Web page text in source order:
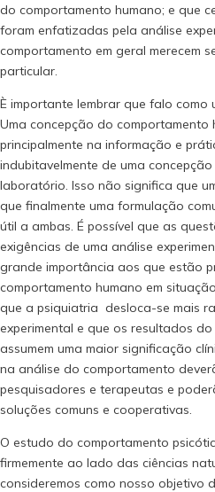
do comportamento humano; e que
foram enfatizadas pela análise
comportamento em geral merecem
particular.
È importante lembrar que falo como
Uma concepção do comportamento
principalmente na informação e
indubitavelmente de uma
laboratório. Isso não significa que
que finalmente uma formulação
útil a ambas. É possível que as
exigências de uma análise
grande importância aos que estão
comportamento humano em
que a psiquiatria desloca-se mais
experimental e que os resultados
assumem uma maior significação
na análise do comportamento
pesquisadores e terapeutas e
soluções comuns e cooperativas.
O estudo do comportamento
firmemente ao lado das ciências
consideremos como nosso objetivo